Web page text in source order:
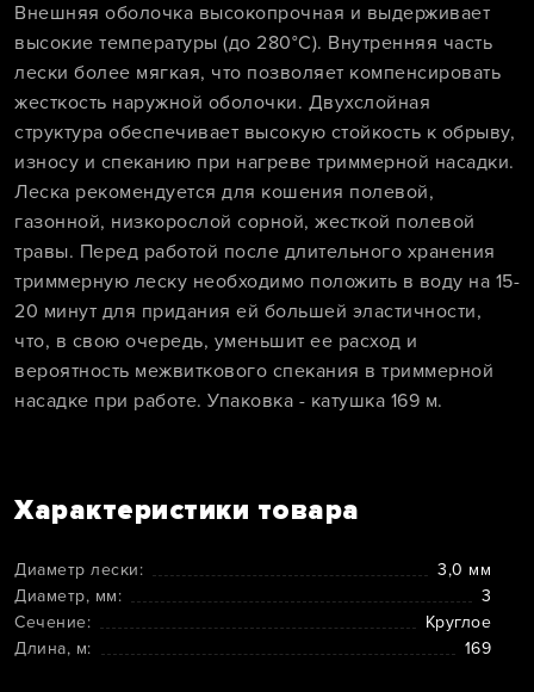
Внешняя оболочка высокопрочная и выдерживает
высокие температуры (до 280°C). Внутренняя часть
лески более мягкая, что позволяет компенсировать
жесткость наружной оболочки. Двухслойная
структура обеспечивает высокую стойкость к обрыву,
износу и спеканию при нагреве триммерной насадки.
Леска рекомендуется для кошения полевой,
газонной, низкорослой сорной, жесткой полевой
травы. Перед работой после длительного хранения
триммерную леску необходимо положить в воду на 15-
20 минут для придания ей большей эластичности,
что, в свою очередь, уменьшит ее расход и
вероятность межвиткового спекания в триммерной
насадке при работе. Упаковка - катушка 169 м.
Характеристики товара
Диаметр лески:
3,0 мм
Диаметр, мм:
3
Сечение:
Круглое
Длина, м:
169